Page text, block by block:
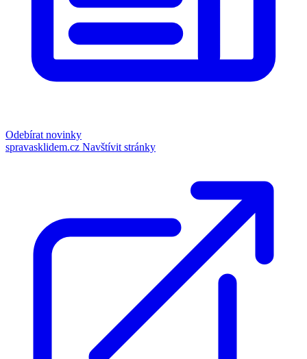
Odebírat novinky
spravasklidem.cz Navštívit stránky